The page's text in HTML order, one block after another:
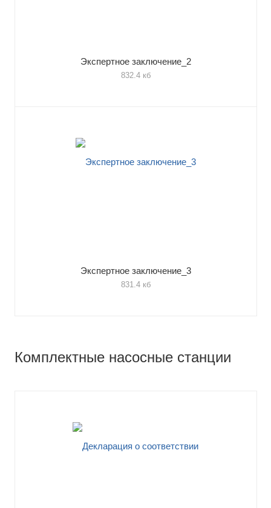
Экспертное заключение_2
832.4 кб
Экспертное заключение_3
831.4 кб
Комплектные насосные станции